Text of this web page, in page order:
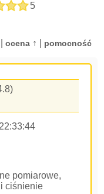
5
ocena↑ | pomocność
pomiarowe,
ciśnienie